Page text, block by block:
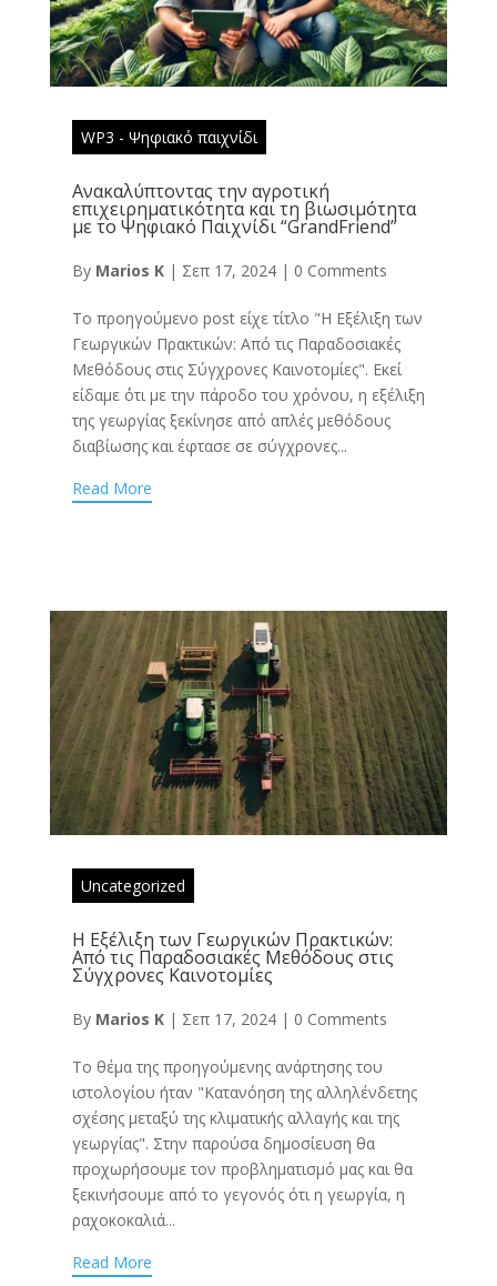
WP3 - Ψηφιακό παιχνίδι
Ανακαλύπτοντας την αγροτική
επιχειρηματικότητα και τη βιωσιμότητα
με το Ψηφιακό Παιχνίδι “GrandFriend”
By Marios K| Σεπ 17, 2024| 0 Comments
Το προηγούμενο post είχε τίτλο "Η Εξέλιξη των
Γεωργικών Πρακτικών: Από τις Παραδοσιακές
Μεθόδους στις Σύγχρονες Καινοτομίες". Εκεί
είδαμε ΄ότι με την πάροδο του χρόνου, η εξέλιξη
της γεωργίας ξεκίνησε από απλές μεθόδους
διαβίωσης και έφτασε σε σύγχρονες...
Read More
Uncategorized
Η Εξέλιξη των Γεωργικών Πρακτικών:
Από τις Παραδοσιακές Μεθόδους στις
Σύγχρονες Καινοτομίες
By Marios K| Σεπ 17, 2024| 0 Comments
Το θέμα της προηγούμενης ανάρτησης του
ιστολογίου ήταν "Κατανόηση της αλληλένδετης
σχέσης μεταξύ της κλιματικής αλλαγής και της
γεωργίας". Στην παρούσα δημοσίευση θα
προχωρήσουμε τον προβληματισμό μας και θα
ξεκινήσουμε από το γεγονός ότι η γεωργία, η
ραχοκοκαλιά...
Read More